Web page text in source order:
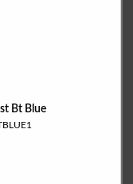
Bt Blue